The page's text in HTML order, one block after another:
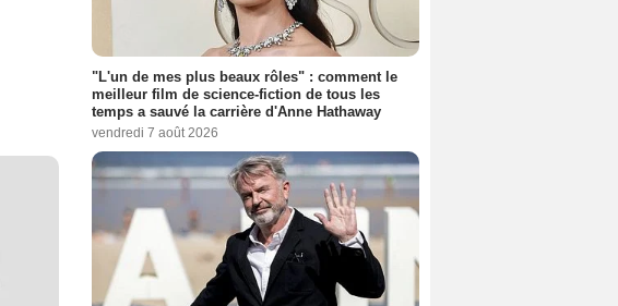
"L'un de mes plus beaux rôles" : comment le
meilleur film de science-fiction de tous les
temps a sauvé la carrière d'Anne Hathaway
vendredi 7 août 2026